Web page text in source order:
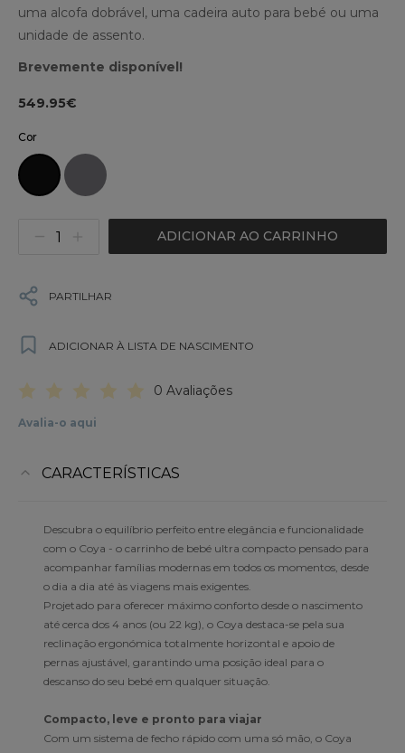
uma alcofa dobrável, uma cadeira auto para bebé ou uma
unidade de assento.
Brevemente disponível!
549.95€
Cor
ADICIONAR AO CARRINHO
PARTILHAR
ADICIONAR À LISTA DE NASCIMENTO
0 Avaliações
Avalia-o aqui
CARACTERÍSTICAS
Descubra o equilíbrio perfeito entre elegância e funcionalidade
com o Coya - o carrinho de bebé ultra compacto pensado para
acompanhar famílias modernas em todos os momentos, desde
o dia a dia até às viagens mais exigentes.
Projetado para oferecer máximo conforto desde o nascimento
até cerca dos 4 anos (ou 22 kg), o Coya destaca-se pela sua
reclinação ergonómica totalmente horizontal e apoio de
pernas ajustável, garantindo uma posição ideal para o
descanso do seu bebé em qualquer situação.
Compacto, leve e pronto para viajar
Com um sistema de fecho rápido com uma só mão, o Coya